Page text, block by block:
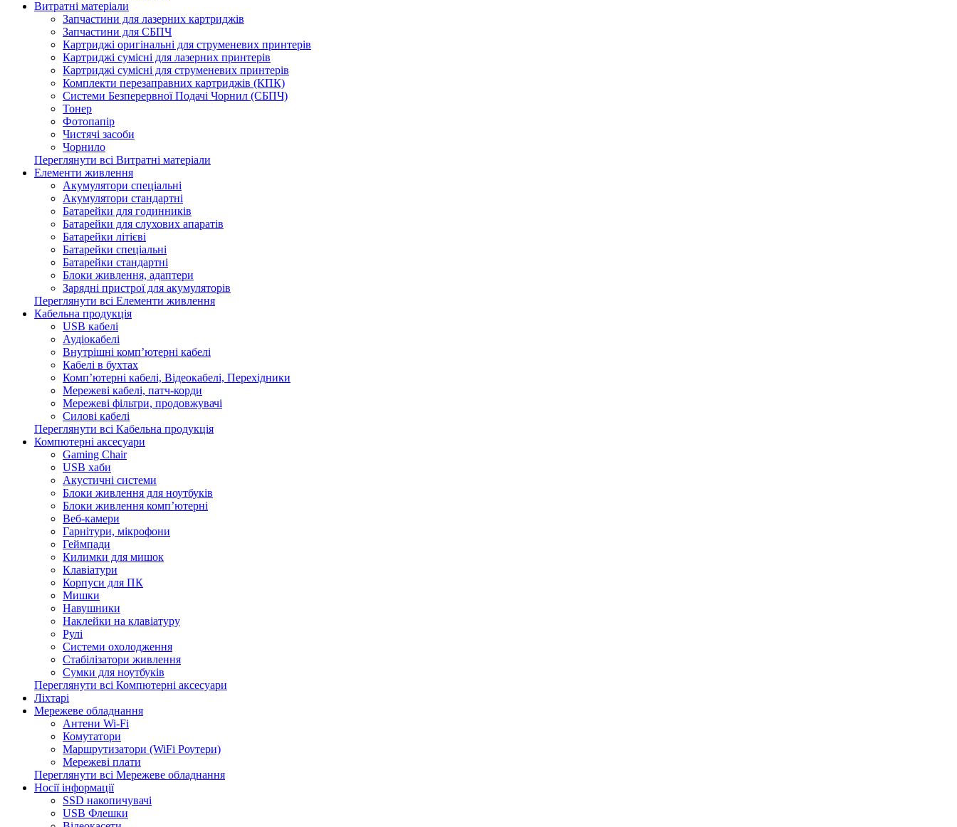
Витратні матеріали
Запчастини для лазерних картриджів
Запчастини для СБПЧ
Картриджі оригінальні для струменевих принтерів
Картриджі сумісні для лазерних принтерів
Картриджі сумісні для струменевих принтерів
Комплекти перезаправних картриджів (КПК)
Системи Безперервної Подачі Чорнил (СБПЧ)
Тонер
Фотопапір
Чистячі засоби
Чорнило
Переглянути всі Витратні матеріали
Елементи живлення
Акумулятори спеціальні
Акумулятори стандартні
Батарейки для годинників
Батарейки для слухових апаратів
Батарейки літієві
Батарейки спеціальні
Батарейки стандартні
Блоки живлення, адаптери
Зарядні пристрої для акумуляторів
Переглянути всі Елементи живлення
Кабельна продукція
USB кабелі
Аудіокабелі
Внутрішні комп’ютерні кабелі
Кабелі в бухтах
Комп’ютерні кабелі, Відеокабелі, Перехідники
Мережеві кабелі, патч-корди
Мережеві фільтри, продовжувачі
Силові кабелі
Переглянути всі Кабельна продукція
Компютерні аксесуари
Gaming Chair
USB хаби
Акустичні системи
Блоки живлення для ноутбуків
Блоки живлення комп’ютерні
Веб-камери
Гарнітури, мікрофони
Геймпади
Килимки для мишок
Клавіатури
Корпуси для ПК
Мишки
Навушники
Наклейки на клавіатуру
Рулі
Системи охолодження
Стабілізатори живлення
Сумки для ноутбуків
Переглянути всі Компютерні аксесуари
Ліхтарі
Мережеве обладнання
Антени Wi-Fi
Комутатори
Маршрутизатори (WiFi Роутери)
Мережеві плати
Переглянути всі Мережеве обладнання
Носії інформації
SSD накопичувачі
USB Флешки